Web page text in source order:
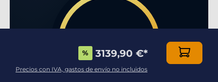
% 3139,90 €*
Precios con IVA, gastos de envío no incluidos